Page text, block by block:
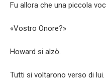
Fu allora che una piccola
«Vostro Onore?»
Howard si alzò.
Tutti si voltarono verso di lui.